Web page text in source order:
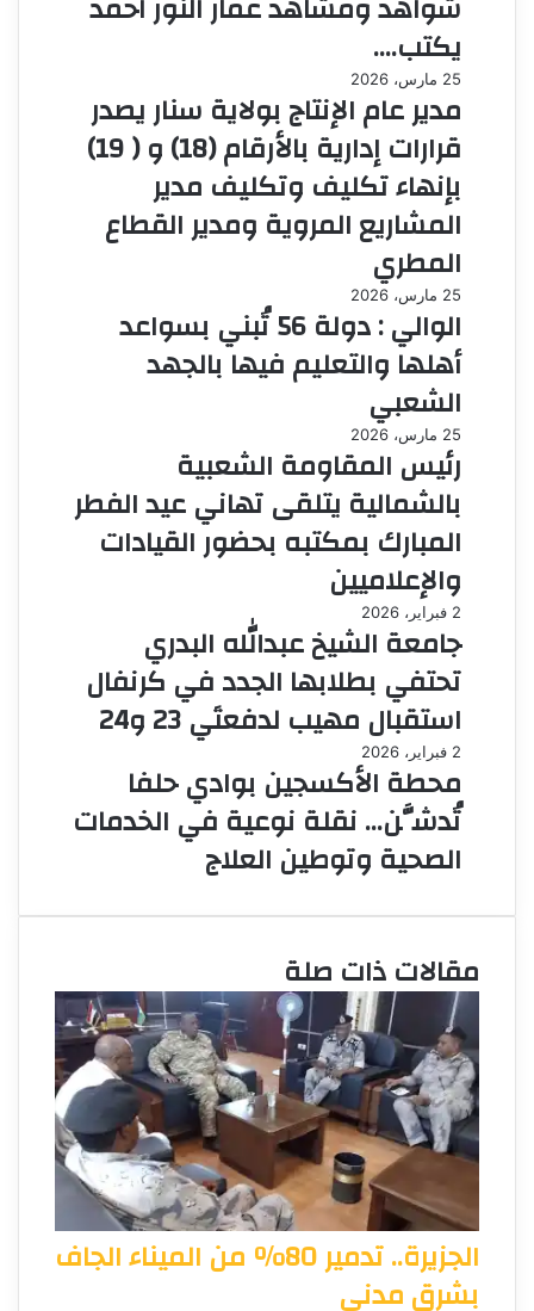
يكتب….
25 مارس، 2026
مدير عام الإنتاج بولاية سنار يصدر
قرارات إدارية بالأرقام (18) و ( 19)
بإنهاء تكليف وتكليف مدير
المشاريع المروية ومدير القطاع
المطري
25 مارس، 2026
الوالي : دولة 56 تُبني بسواعد
أهلها والتعليم فيها بالجهد
الشعبي
25 مارس، 2026
رئيس المقاومة الشعبية
بالشمالية يتلقى تهاني عيد الفطر
المبارك بمكتبه بحضور القيادات
والإعلاميين
2 فبراير، 2026
جامعة الشيخ عبدالله البدري
تحتفي بطلابها الجدد في كرنفال
استقبال مهيب لدفعتَي 23 و24
2 فبراير، 2026
محطة الأكسجين بوادي حلفا
تُدشَّن… نقلة نوعية في الخدمات
الصحية وتوطين العلاج
مقالات ذات صلة
الجزيرة.. تدمير 80% من الميناء الجاف
بشرق مدني